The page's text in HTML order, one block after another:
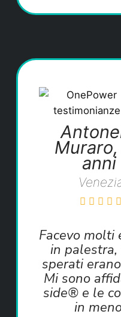
anni
Facevo molti
in
sperati
Mi sono
side® e le
in